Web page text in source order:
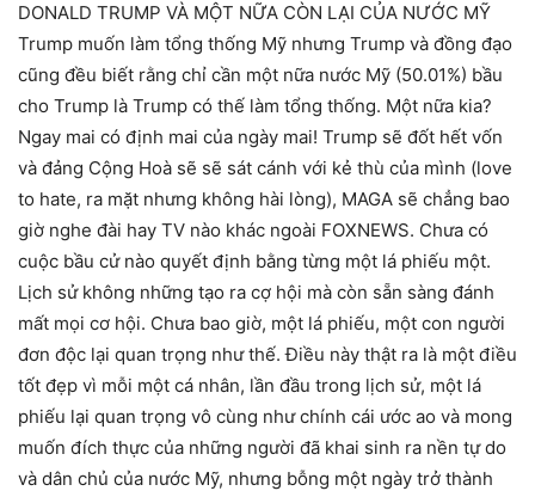
DONALD TRUMP VÀ MỘT NỮA CÒN LẠI CỦA NƯỚC MỸ
Trump muốn làm tổng thống Mỹ nhưng Trump và đồng đạo
cũng đều biết rằng chỉ cần một nữa nước Mỹ (50.01%) bầu
cho Trump là Trump có thế làm tổng thống. Một nữa kia?
Ngay mai có định mai của ngày mai! Trump sẽ đốt hết vốn
và đảng Cộng Hoà sẽ sẽ sát cánh với kẻ thù của mình (love
to hate, ra mặt nhưng không hài lòng), MAGA sẽ chẳng bao
giờ nghe đài hay TV nào khác ngoài FOXNEWS. Chưa có
cuộc bầu cử nào quyết định bằng từng một lá phiếu một.
Lịch sử không những tạo ra cợ hội mà còn sẵn sàng đánh
mất mọi cơ hội. Chưa bao giờ, một lá phiếu, một con người
đơn độc lại quan trọng như thế. Điều này thật ra là một điều
tốt đẹp vì mỗi một cá nhân, lần đầu trong lịch sử, một lá
phiếu lại quan trọng vô cùng như chính cái ước ao và mong
muốn đích thực của những người đã khai sinh ra nền tự do
và dân chủ của nước Mỹ, nhưng bỗng một ngày trở thành